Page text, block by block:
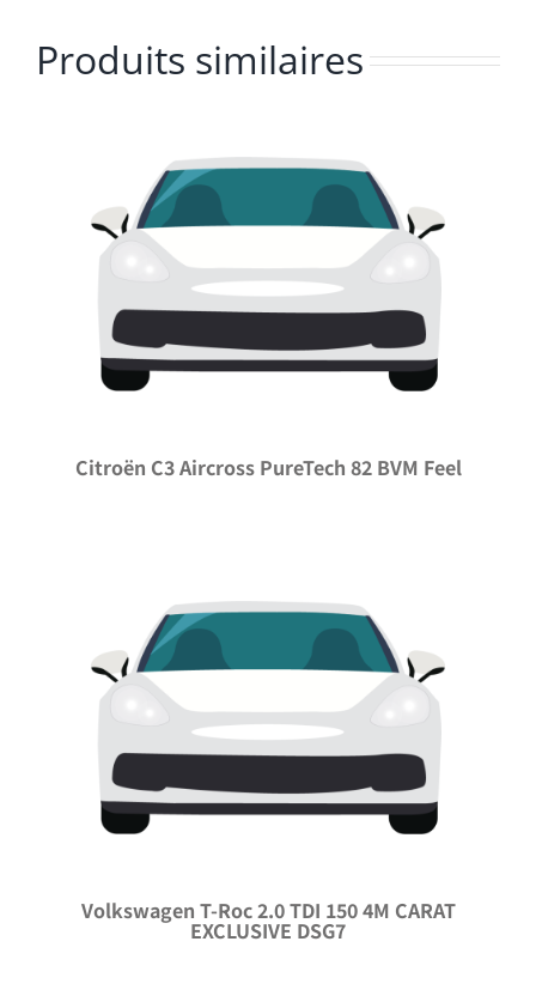
Produits similaires
Citroën C3 Aircross PureTech 82 BVM Feel
Volkswagen T-Roc 2.0 TDI 150 4M CARAT
EXCLUSIVE DSG7